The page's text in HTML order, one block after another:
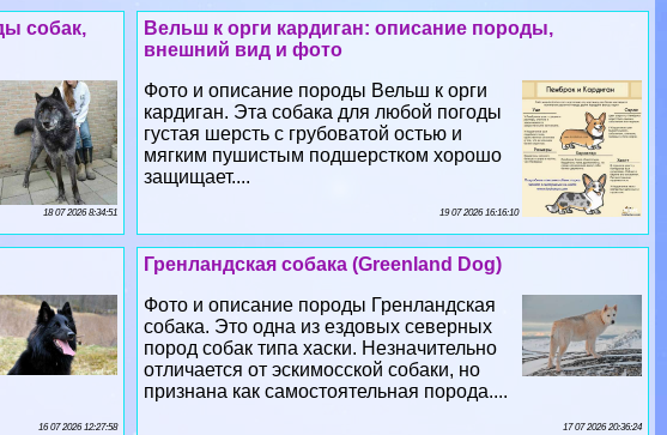
Вельш к opги кардиган: описание породы,
внешний вид и фото
Фото и описание породы Вельш к opги
кардиган. Эта собака для любой погоды
густая шерсть с грубоватой остью и
мягким пушистым подшерстком хорошо
защищает....
19 07 2026 16:16:10
собак,
18 07 2026 8:34:51
Гренландская собака (Greenland Dog)
Фото и описание породы Гренландская
собака. Это одна из ездовых северных
пород собак типа хаски. Незначительно
отличается от эскимосской собаки, но
признана как самостоятельная порода....
17 07 2026 20:36:24
16 07 2026 12:27:58